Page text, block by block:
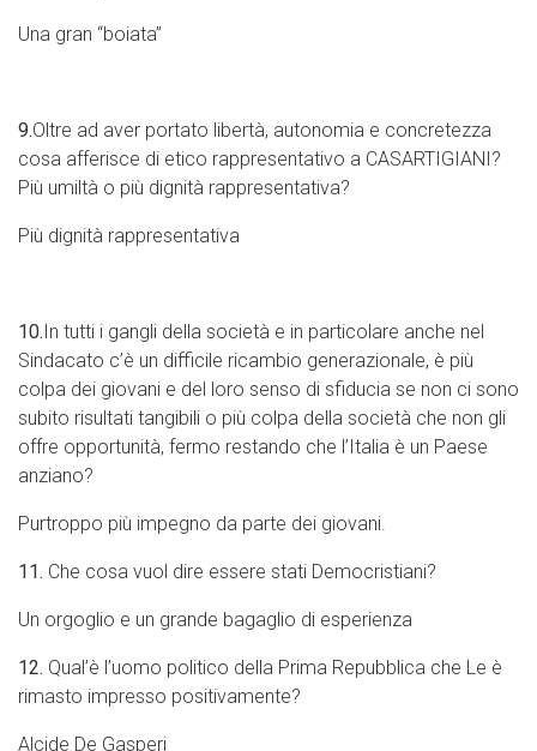
Una gran “boiata”
9.Oltre ad aver portato libertà, autonomia e concretezza
cosa afferisce di etico rappresentativo a CASARTIGIANI?
Più umiltà o più dignità rappresentativa?
Più dignità rappresentativa
10.In tutti i gangli della società e in particolare anche nel
Sindacato c’è un difficile ricambio generazionale, è più
colpa dei giovani e del loro senso di sfiducia se non ci sono
subito risultati tangibili o più colpa della società che non gli
offre opportunità, fermo restando che l’Italia è un Paese
anziano?
Purtroppo più impegno da parte dei giovani.
11. Che cosa vuol dire essere stati Democristiani?
Un orgoglio e un grande bagaglio di esperienza
12. Qual’è l’uomo politico della Prima Repubblica che Le è
rimasto impresso positivamente?
Alcide De Gasperi